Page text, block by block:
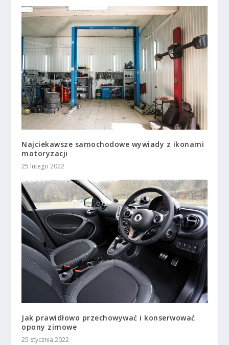
Najciekawsze samochodowe wywiady z ikonami
motoryzacji
25 lutego 2022
Jak prawidłowo przechowywać i konserwować
opony zimowe
25 stycznia 2022